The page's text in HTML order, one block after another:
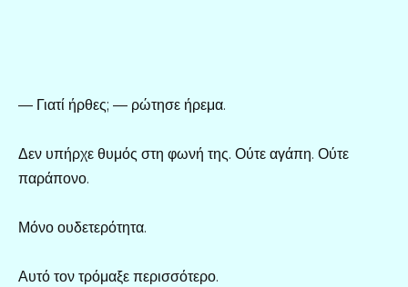
— Γιατί ήρθες; — ρώτησε ήρεμα.
Δεν υπήρχε θυμός στη φωνή της. Ούτε αγάπη. Ούτε
παράπονο.
Μόνο ουδετερότητα.
Αυτό τον τρόμαξε περισσότερο.